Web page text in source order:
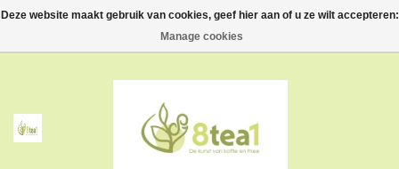
0 Artikelen - €--,--
Thee
Deze website maakt gebruik van cookies, geef hier aan of u ze wilt accepteren:
Manage cookies